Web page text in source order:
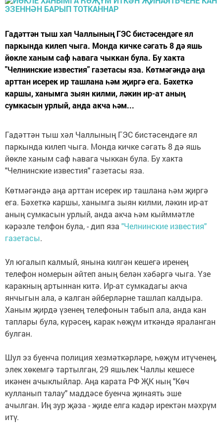
Гадәттән тыш хәл Чаллының ГЭС бистәсендәге ял
паркында килеп чыга. Монда кичке сәгать 8 дә яшь
йөкле ханым саф һавага чыккан була. Бу хакта
"Челнинские известия" газетасы яза. Көтмәгәндә аңа
арттан исерек ир ташлана һәм җиргә ега. Бәхеткә
каршы, ханымга зыян килми, ләкин ир-ат аның
сумкасын урлый, анда акча һәм...
Гадәттән тыш хәл Чаллының ГЭС бистәсендәге ял
паркында килеп чыга. Монда кичке сәгать 8 дә яшь
йөкле ханым саф һавага чыккан була. Бу хакта
"Челнинские известия" газетасы яза.
Көтмәгәндә аңа арттан исерек ир ташлана һәм җиргә
ега. Бәхеткә каршы, ханымга зыян килми, ләкин ир-ат
аның сумкасын урлый, анда акча һәм кыйммәтле
кәрәзле телфон була, - дип яза "Челнинские известия"
газетасы.
Ул югалып калмый, янына килгән кешегә иренең
телефон номерын әйтеп аның белән хәбәргә чыга. Үзе
каракның артыннан китә. Ир-ат сумкадагы акча
янчыгын ала, ә калган әйберләрне ташлап калдыра.
Ханым җирдә үзенең телефонын табып ала, анда кан
таплары була, күрәсең, карак һөҗүм иткәндә яраланган
булган.
Шул эз буенча полиция хезмәткәрләре, һөҗүм итүченең,
элек хөкемгә тартылган, 29 яшьлек Чаллы кешесе
икәнен ачыклыйлар. Аңа карата РФ ҖК ның "Көч
кулланып талау" маддәсе буенча җинаять эше
ачылган. Иң зур җәза - җиде елга кадәр иректән мәхрүм
итү.